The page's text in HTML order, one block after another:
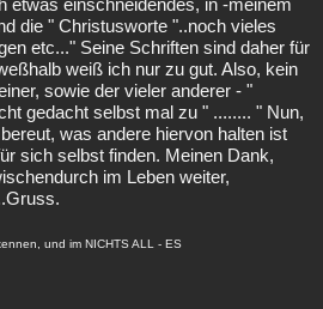
etwas einschneidendes, in -meinem
die " Christusworte "..noch vieles
etc..." Seine Schriften sind daher für
weiß ich nur zu gut. Also, kein
sowie der vieler anderer - "
gedacht selbst mal zu " ........ " Nun,
was andere hiervon halten ist
sich selbst finden. Meinen Dank,
im Leben weiter,
und im NICHTS ALL - ES